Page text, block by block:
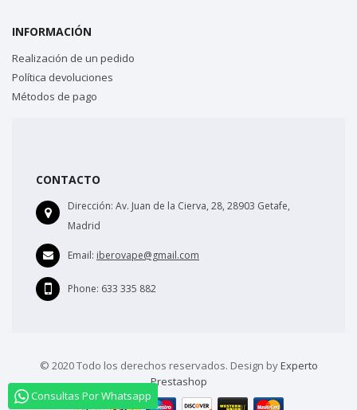
Consultas Por Whatsapp
INFORMACIÓN
Realización de un pedido
Política devoluciones
Métodos de pago
CONTACTO
Dirección: Av. Juan de la Cierva, 28, 28903 Getafe,
Madrid
Email: iberovape@gmail.com
Phone: 633 335 882
© 2020 Todo los derechos reservados. Design byExperto
Prestashop